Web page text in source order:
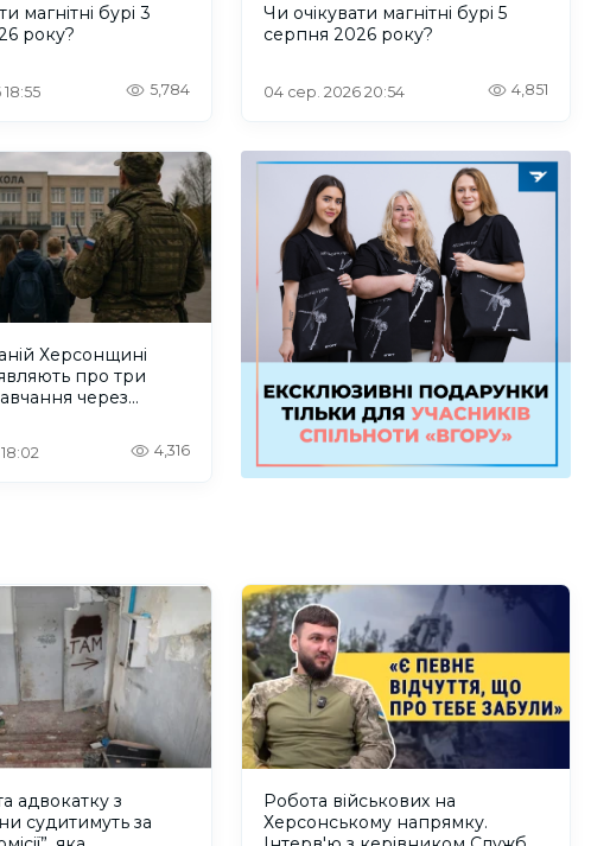
магнітні бурі 3
року?
5,784
Чи очікувати магнітні бурі 5
серпня 2026 року?
04 сер. 2026 20:54 4,851
Херсонщині
про три
через
4,316
адвокатку з
судитимуть за
Робота військових на
Херсонському напрямку.